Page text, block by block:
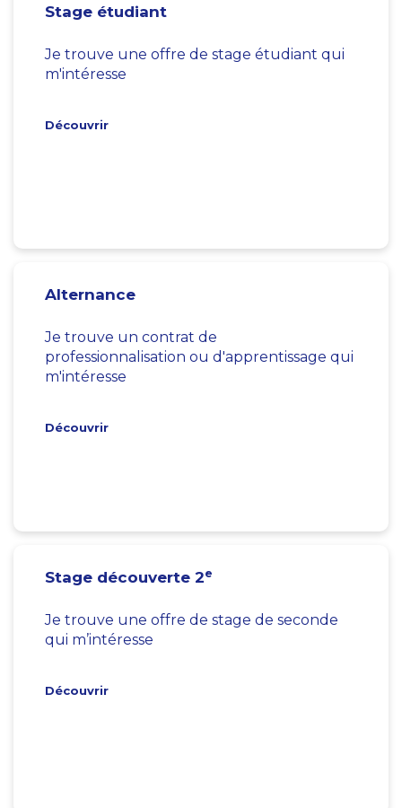
Stage étudiant
Je trouve une offre de stage étudiant qui
m'intéresse
Découvrir
Alternance
Je trouve un contrat de
professionnalisation ou d'apprentissage qui
m'intéresse
Découvrir
Stage découverte 2e
Je trouve une offre de stage de seconde
qui m’intéresse
Découvrir